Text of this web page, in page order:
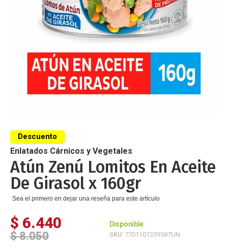
al
comienzo
de
la
galería
de
imágenes
Enlatados Cárnicos y Vegetales
Atún Zenú Lomitos En Aceite
De Girasol x 160gr
Sea el primero en dejar una reseña para este artículo
$ 6.440
Descuento
$ 8.050
Disponible
SKU 7701101359587UN